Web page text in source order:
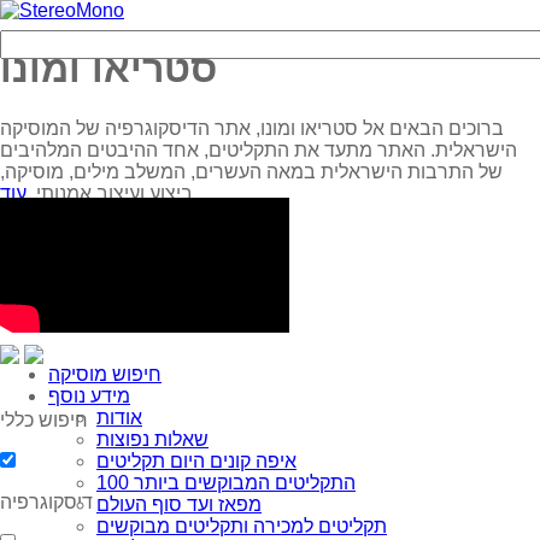
סטריאו ומונו
ברוכים הבאים אל סטריאו ומונו, אתר הדיסקוגרפיה של המוסיקה
הישראלית. האתר מתעד את התקליטים, אחד ההיבטים המלהיבים
של התרבות הישראלית במאה העשרים, המשלב מילים, מוסיקה,
ביצוע ועיצוב אמנותי.עוד...
חיפוש מוסיקה
מידע נוסף
אודות
שאלות נפוצות
איפה קונים היום תקליטים
100 התקליטים המבוקשים ביותר
מפאז ועד סוף העולם
תקליטים למכירה ותקליטים מבוקשים
חיפוש כללי
דיסקוגרפיה